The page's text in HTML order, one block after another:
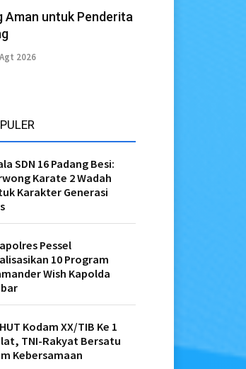
Aman untuk Penderita
2026
SDN 16 Padang Besi:
Karate 2 Wadah
Karakter Generasi
Pessel
10 Program
Wish Kapolda
Kodam XX/TIB Ke 1
TNI-Rakyat Bersatu
Kebersamaan